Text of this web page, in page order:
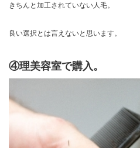
きちんと加工されていない人毛。
良い選択とは言えないと思います。
④理美容室で購入。